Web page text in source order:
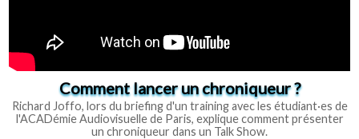
Comment lancer un chroniqueur ?
Richard Joffo, lors du briefing d'un training avec les étudiant·es de
l'ACADémie Audiovisuelle de Paris, explique comment présenter
un chroniqueur dans un Talk Show.